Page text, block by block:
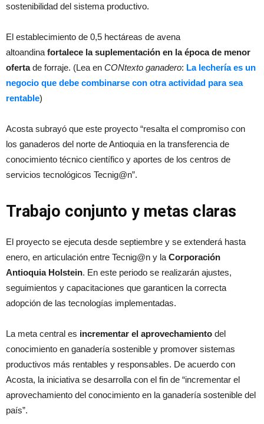
sostenibilidad del sistema productivo.
El establecimiento de 0,5 hectáreas de avena
altoandina fortalece la suplementación en la época de menor
ofertade forraje. (Lea en CONtexto ganadero: La lechería es un
negocio que debe combinarse con otra actividad para sea
rentable)
Acosta subrayó que este proyecto “resalta el compromiso con
los ganaderos del norte de Antioquia en la transferencia de
conocimiento técnico científico y aportes de los centros de
servicios tecnológicos Tecnig@n”.
Trabajo conjunto y metas claras
El proyecto se ejecuta desde septiembre y se extenderá hasta
enero, en articulación entre Tecnig@n y la Corporación
Antioquia Holstein. En este periodo se realizarán ajustes,
seguimientos y capacitaciones que garanticen la correcta
adopción de las tecnologías implementadas.
La meta central es incrementar el aprovechamiento del
conocimiento en ganadería sostenible y promover sistemas
productivos más rentables y responsables. De acuerdo con
Acosta, la iniciativa se desarrolla con el fin de “incrementar el
aprovechamiento del conocimiento en la ganadería sostenible del
país”.